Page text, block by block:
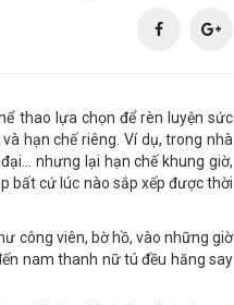
thao lựa chọn để rèn luyện sức
hạn chế riêng. Ví dụ, trong nhà
nhưng lại hạn chế khung giờ,
bất cứ lúc nào sắp xếp được thời
công viên, bờ hồ, vào những giờ
nam thanh nữ tú đều hăng say